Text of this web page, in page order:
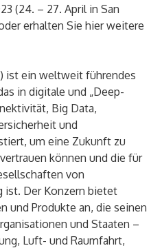
(24. – 27. April in San
erhalten Sie hier weitere
ist ein weltweit führendes
in digitale und „Deep-
Big Data,
und
um eine Zukunft zu
können und die für
von
ist. Der Konzern bietet
und Produkte an, die seinen
und Staaten –
Luft- und Raumfahrt,